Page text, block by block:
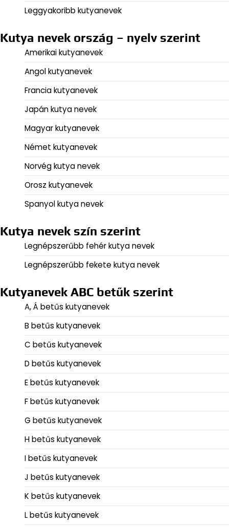
Leggyakoribb kutyanevek
Kutya nevek ország – nyelv szerint
Amerikai kutyanevek
Angol kutyanevek
Francia kutyanevek
Japán kutya nevek
Magyar kutyanevek
Német kutyanevek
Norvég kutya nevek
Orosz kutyanevek
Spanyol kutya nevek
Kutya nevek szín szerint
Legnépszerűbb fehér kutya nevek
Legnépszerűbb fekete kutya nevek
Kutyanevek ABC betűk szerint
A, Á betűs kutyanevek
B betűs kutyanevek
C betűs kutyanevek
D betűs kutyanevek
E betűs kutyanevek
F betűs kutyanevek
G betűs kutyanevek
H betűs kutyanevek
I betűs kutyanevek
J betűs kutyanevek
K betűs kutyanevek
L betűs kutyanevek